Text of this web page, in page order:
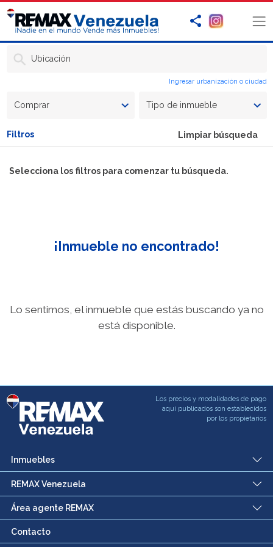
Ubicación
Ingresar urbanización o ciudad
Comprar Tipo de inmueble
Filtros Limpiar búsqueda
Selecciona los filtros para comenzar tu búsqueda.
¡Inmueble no encontrado!
Lo sentimos, el inmueble que estás buscando ya no
está disponible.
Los precios y modalidades de pago
aqui publicados son establecidos
por los propietarios
Inmuebles
REMAX Venezuela
Área agente REMAX
Contacto